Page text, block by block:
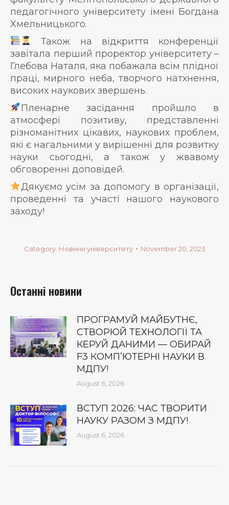
педагогічного університету імені Богдана
Хмельницького.
Також на відкриття конференції
завітала перший проректор університету –
Глебова Наталя, яка побажала всім плідної
праці, мирного неба, творчого натхнення,
високих наукових звершень.
Пленарне засідання пройшло в
атмосфері позитиву, представленні
різноманітних цікавих, наукових проблем,
які є нагальними у вирішенні для розвитку
науки сьогодні, а також у жвавому
обговоренні доповідей.
Дякуємо усім за допомогу в організації,
проведенні та участі нашого наукового
заходу!
Category: Новини університету November 20, 2023
Останні новини
ПРОГРАМУЙ МАЙБУТНЄ,
СТВОРЮЙ ТЕХНОЛОГІЇ ТА
КЕРУЙ ДАНИМИ — ОБИРАЙ
F3 КОМП’ЮТЕРНІ НАУКИ В
МДПУ!
August 6, 2026
ВСТУП 2026: ЧАС ТВОРИТИ
НАУКУ РАЗОМ З МДПУ!
August 6, 2026